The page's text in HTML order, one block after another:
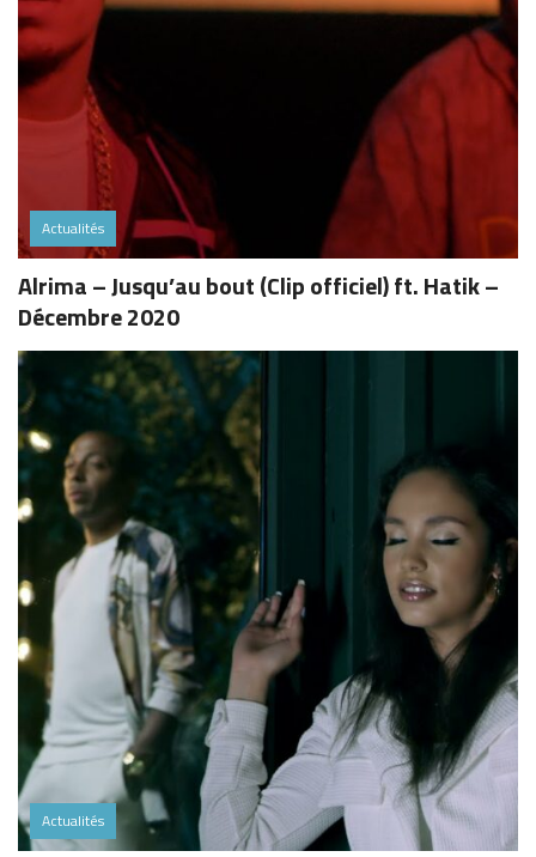
Actualités
Alrima – Jusqu’au bout (Clip officiel) ft. Hatik –
Décembre 2020
Actualités